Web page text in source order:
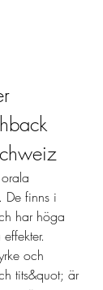
De finns i
har höga
och
tits&quot; är